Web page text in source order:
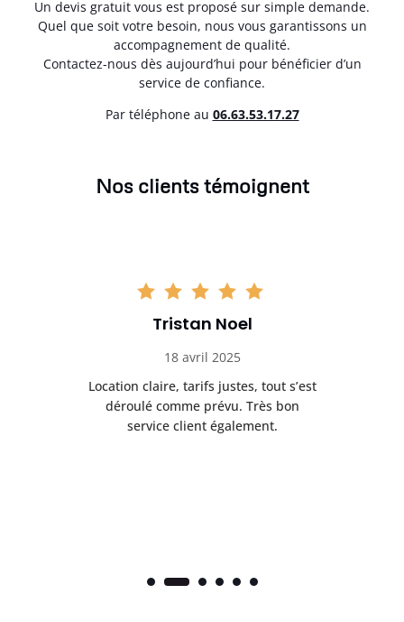
Un devis gratuit vous est proposé sur simple demande.
Quel que soit votre besoin, nous vous garantissons un
accompagnement de qualité.
Contactez-nous dès aujourd’hui pour bénéficier d’un
service de confiance.
Par téléphone au 06.63.53.17.27
Nos clients témoignent
Tristan Noel
18 avril 2025
Location claire, tarifs justes, tout s’est
déroulé comme prévu. Très bon
service client également.